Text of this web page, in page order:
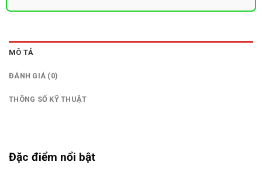
MÔ TẢ
ĐÁNH GIÁ (0)
THÔNG SỐ KỸ THUẬT
Đặc điểm nổi bật